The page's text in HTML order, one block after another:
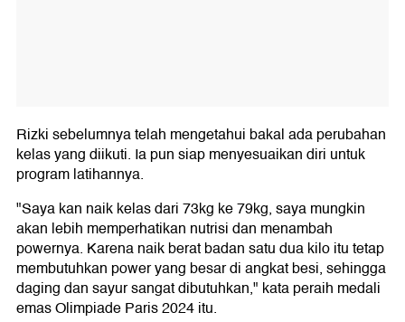
Rizki sebelumnya telah mengetahui bakal ada perubahan
kelas yang diikuti. Ia pun siap menyesuaikan diri untuk
program latihannya.
"Saya kan naik kelas dari 73kg ke 79kg, saya mungkin
akan lebih memperhatikan nutrisi dan menambah
powernya. Karena naik berat badan satu dua kilo itu tetap
membutuhkan power yang besar di angkat besi, sehingga
daging dan sayur sangat dibutuhkan," kata peraih medali
emas Olimpiade Paris 2024 itu.